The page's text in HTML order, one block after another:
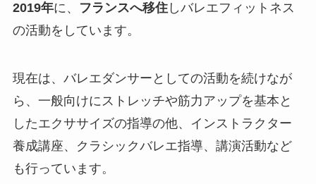
2019年に、 フランスへ移住しバレエフィットネス
の活動をしています。
現在は、バレエダンサーとしての活動を続けなが
ら、一般向けにストレッチや筋力アップを基本と
したエクササイズの指導の他、インストラクター
養成講座、クラシックバレエ指導、講演活動など
も行っています。